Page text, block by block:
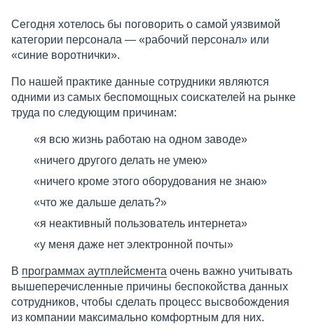
Сегодня хотелось бы поговорить о самой уязвимой
категории персонала — «рабочий персонал» или
«синие воротнички».
По нашей практике данные сотрудники являются
одними из самых беспомощных соискателей на рынке
труда по следующим причинам:
«я всю жизнь работаю на одном заводе»
«ничего другого делать не умею»
«ничего кроме этого оборудования не знаю»
«что же дальше делать?»
«я неактивный пользователь интернета»
«у меня даже нет электронной почты»
В программах аутплейсмента очень важно учитывать
вышеперечисленные причины беспокойства данных
сотрудников, чтобы сделать процесс высвобождения
из компании максимально комфортным для них.